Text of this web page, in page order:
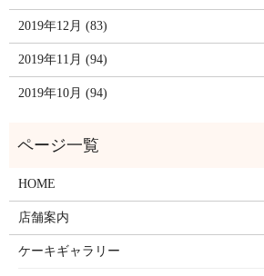
2019年12月 (83)
2019年11月 (94)
2019年10月 (94)
HOME
店舗案内
ケーキギャラリー